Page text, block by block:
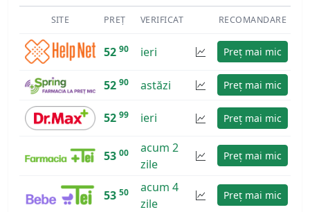
SITE PREȚ VERIFICAT RECOMANDARE
52 90 ieri Preț mai mic
52 90 astăzi Preț mai mic
52 99 ieri Preț mai mic
53 00
acum 2
zile
Preț mai mic
53 50
acum 4
zile
Preț mai mic